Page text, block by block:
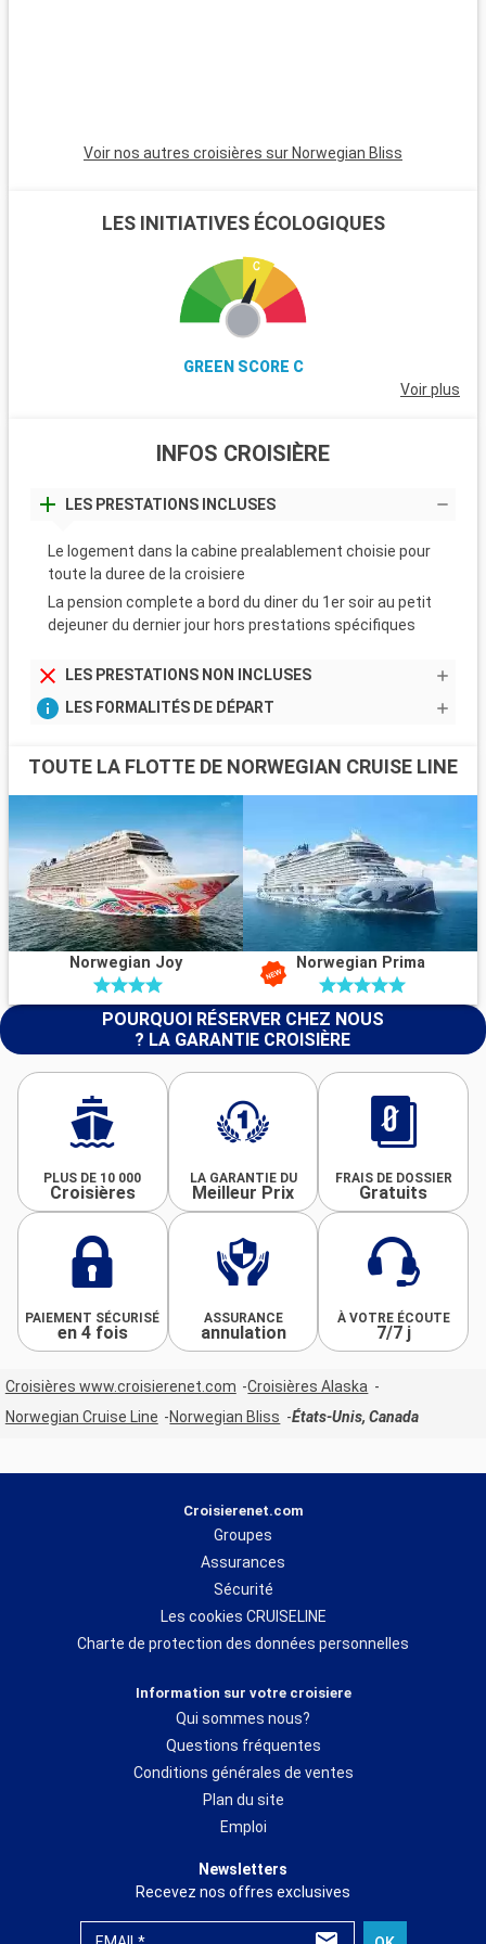
Voir nos autres croisières sur Norwegian Bliss
LES INITIATIVES ÉCOLOGIQUES
GREEN SCORE C
Voir plus
INFOS CROISIÈRE
LES PRESTATIONS INCLUSES
Le logement dans la cabine prealablement choisie pour
toute la duree de la croisiere
La pension complete a bord du diner du 1er soir au petit
dejeuner du dernier jour hors prestations spécifiques
LES PRESTATIONS NON INCLUSES
LES FORMALITÉS DE DÉPART
TOUTE LA FLOTTE DE NORWEGIAN CRUISE LINE
Norwegian Joy Norwegian Prima
POURQUOI RÉSERVER CHEZ NOUS
? LA GARANTIE CROISIÈRE
PLUS DE 10 000
Croisières
LA GARANTIE DU
Meilleur Prix
FRAIS DE DOSSIER
Gratuits
PAIEMENT SÉCURISÉ
en 4 fois
ASSURANCE
annulation
À VOTRE ÉCOUTE
7/7 j
Croisières www.croisierenet.com
Croisières Alaska
Norwegian Cruise Line
Norwegian Bliss États-Unis, Canada
Croisierenet.com
Groupes
Assurances
Sécurité
Les cookies CRUISELINE
Charte de protection des données personnelles
Information sur votre croisiere
Qui sommes nous?
Questions fréquentes
Conditions générales de ventes
Plan du site
Emploi
Newsletters
Recevez nos offres exclusives